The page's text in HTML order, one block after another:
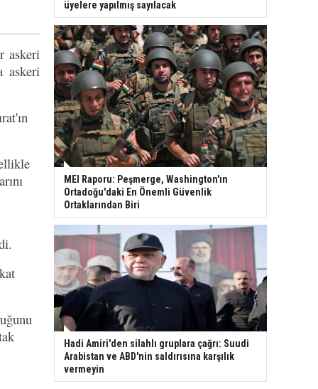
askeri
askeri
üyelere yapılmış sayılacak
MEI Raporu: Peşmerge, Washington'ın
Ortadoğu'daki En Önemli Güvenlik
Ortaklarından Biri
Hadi Amiri'den silahlı gruplara çağrı: Suudi
Arabistan ve ABD'nin saldırısına karşılık
vermeyin